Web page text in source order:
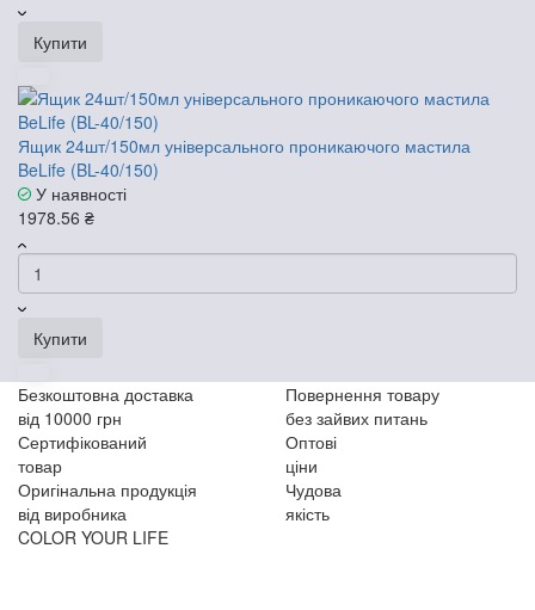
Купити
Ящик 24шт/150мл універсального проникаючого мастила
BeLife (BL-40/150)
У наявності
1978.56 ₴
Купити
Безкоштовна доставка
від 10000 грн
Повернення товару
без зайвих питань
Сертифікований
товар
Оптові
ціни
Оригінальна продукція
від виробника
Чудова
якість
COLOR YOUR LIFE